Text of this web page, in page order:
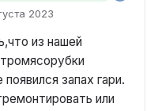
2023
из нашей
запах гари.
или